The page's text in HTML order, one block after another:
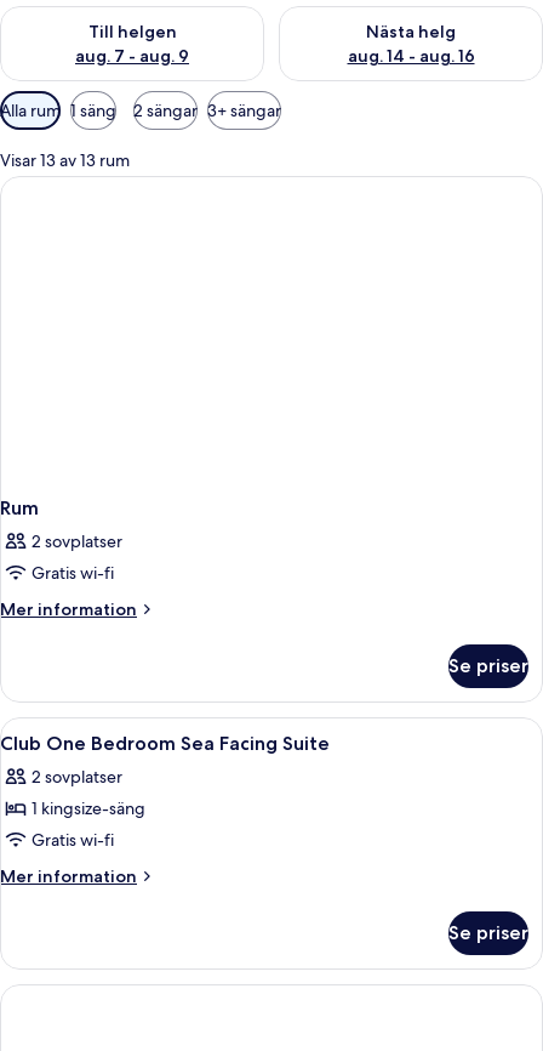
Till helgen
aug. 7 - aug. 9
Kontrollera tillgängligheten för den här helgen aug. 7 - aug. 9
Nästa helg
aug. 14 - aug. 16
Kontrollera tillgängligheten
Tillgängliga
filter
för
rum
Alla rum 1 säng 2 sängar 3+ sängar
Visar 13 av 13 rum
Rum
2 sovplatser
Gratis wi-fi
Mer information
Mer
Se priser
Öppna
alla
foton
för
Club
One
Facing
Suite
Allergitestade sängkläder och
9
Club One Bedroom Sea Facing Suite
2 sovplatser
1 kingsize-säng
Gratis wi-fi
Mer information
Mer
One
Bedroom
Sea
Se priser